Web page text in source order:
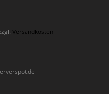
Versandkosten